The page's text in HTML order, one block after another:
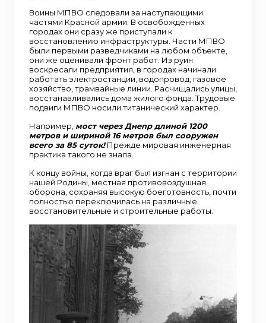
Воины МПВО следовали за наступающими
частями Красной армии. В освобожденных
городах они сразу же приступали к
восстановлению инфраструктуры. Части МПВО
были первыми разведчиками на любом объекте,
они же оценивали фронт работ. Из руин
воскресали предприятия, в городах начинали
работать электростанции, водопровод, газовое
хозяйство, трамвайные линии. Расчищались улицы,
восстанавливались дома жилого фонда. Трудовые
подвиги МПВО носили титанический характер.
Например, мост через Днепр длиной 1200
метров и шириной 16 метров был сооружен
всего за 85 суток! Прежде мировая инженерная
практика такого не знала.
К концу войны, когда враг был изгнан с территории
нашей Родины, местная противовоздушная
оборона, сохраняя высокую боеготовность, почти
полностью переключилась на различные
восстановительные и строительные работы.